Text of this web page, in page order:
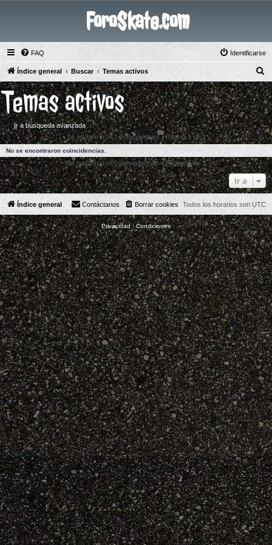
ForoSkate.com
FAQ Identificarse
Índice general Buscar Temas activos
u
s
c
a
r
Temas activos
Ir a búsqueda avanzada
Se encontraron 0 coincidencias • Página1de1
No se encontraron coincidencias.
Se encontraron 0 coincidencias • Página1de1
Ir a
Índice general Todos los horarios son UTC
Borrar cookies
Contáctanos
Privacidad|Condiciones